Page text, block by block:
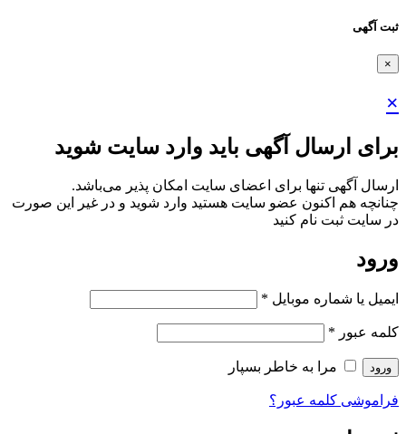
ثبت آگهی
×
×
برای ارسال آگهی باید وارد سایت شوید
ارسال آگهی تنها برای اعضای سایت امکان پذیر می‌باشد.
چنانچه هم‌ اکنون عضو سایت هستید وارد شوید و در غیر این صورت
در سایت ثبت نام کنید
ورود
ایمیل یا شماره موبایل *
کلمه عبور *
ورود مرا به خاطر بسپار
فراموشی کلمه عبور؟